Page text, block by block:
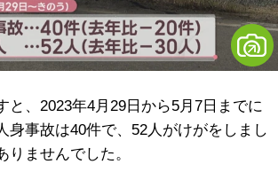
、2023年4月29日から5月7日までに
身事故は40件で、52人がけがをしまし
りませんでした。